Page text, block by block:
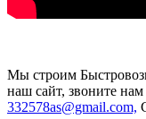
Мы строим
наш сайт, звоните
332578as@gmail.com,